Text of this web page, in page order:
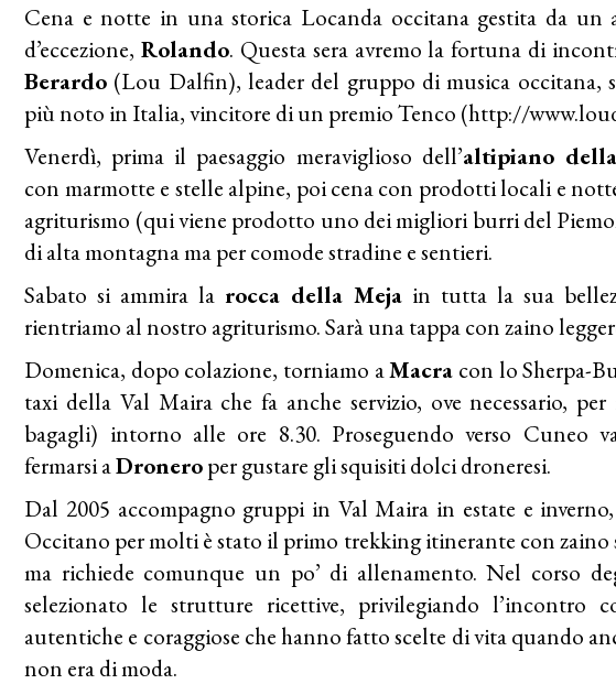
Cena e notte in una storica Locanda occitana gestita da un
d’eccezione,Rolando. Questa sera avremo la fortuna di
Berardo (Lou Dalfin), leader del gruppo di musica occitana,
più noto in Italia, vincitore di un premio Tenco (http://
Venerdì, prima il paesaggio meraviglioso dell’altipiano
con marmotte e stelle alpine, poi cena con prodotti locali e
agriturismo (qui viene prodotto uno dei migliori burri del
di alta montagna ma per comode stradine e sentieri.
Sabato si ammira la rocca della Meja in tutta la sua
rientriamo al nostro agriturismo. Sarà una tappa con zaino
Domenica, dopo colazione, torniamo aMacra con lo Sherpa-
taxi della Val Maira che fa anche servizio, ove necessario,
bagagli) intorno alle ore 8.30. Proseguendo verso Cuneo
fermarsi aDroneroper gustare gli squisiti dolci droneresi.
Dal 2005 accompagno gruppi in Val Maira in estate e
Occitano per molti è stato il primo trekking itinerante con zaino
ma richiede comunque un po’ di allenamento. Nel corso
selezionato le strutture ricettive, privilegiando l’incontro
autentiche e coraggiose che hanno fatto scelte di vita quando
non era di moda.